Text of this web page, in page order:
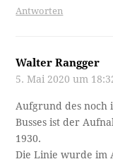
Antworten
Walter Rangger
5. Mai 2020 um
Aufgrund des
Busses ist der
1930.
Die Linie wurde im